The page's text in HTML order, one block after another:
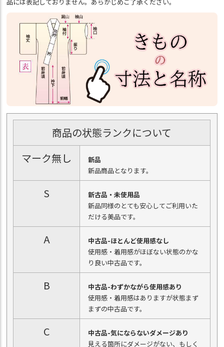
品には表記しておりません。あらかじめご了承ください。
商品の状態ランクについて
マーク無し
新品
新品商品となります。
S
新古品・未使用品
新品同様のとても安心してご利用いた
だける美品です。
A
中古品-ほとんど使用感なし
使用感・着用感がほぼない状態のかな
り良い中古品です。
B
中古品-わずかながら使用感あり
使用感・着用感はありますが状態まず
まずの中古品です。
C
中古品-気にならないダメージあり
見える箇所にダメージがない、もしく